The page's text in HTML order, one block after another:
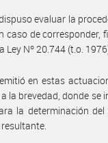
evaluar la
caso de corresponder,
Nº 20.744 (t.o.
en estas
la brevedad, donde se
la determinación del